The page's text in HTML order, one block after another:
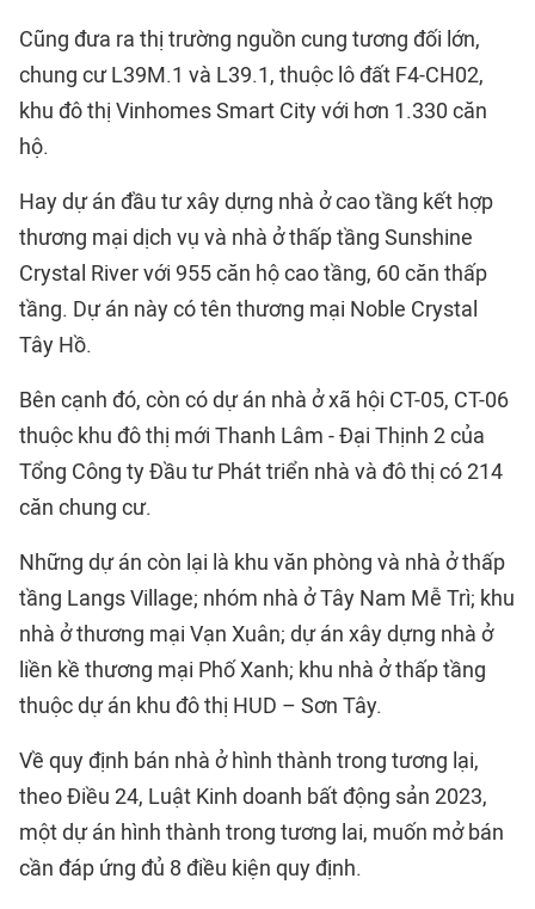
Cũng đưa ra thị trường nguồn cung tương đối lớn,
chung cư L39M.1 và L39.1, thuộc lô đất F4-CH02,
khu đô thị Vinhomes Smart City với hơn 1.330 căn
hộ.
Hay dự án đầu tư xây dựng nhà ở cao tầng kết hợp
thương mại dịch vụ và nhà ở thấp tầng Sunshine
Crystal River với 955 căn hộ cao tầng, 60 căn thấp
tầng. Dự án này có tên thương mại Noble Crystal
Tây Hồ.
Bên cạnh đó, còn có dự án nhà ở xã hội CT-05, CT-06
thuộc khu đô thị mới Thanh Lâm - Đại Thịnh 2 của
Tổng Công ty Đầu tư Phát triển nhà và đô thị có 214
căn chung cư.
Những dự án còn lại là khu văn phòng và nhà ở thấp
tầng Langs Village; nhóm nhà ở Tây Nam Mễ Trì; khu
nhà ở thương mại Vạn Xuân; dự án xây dựng nhà ở
liền kề thương mại Phố Xanh; khu nhà ở thấp tầng
thuộc dự án khu đô thị HUD – Sơn Tây.
Về quy định bán nhà ở hình thành trong tương lại,
theo Điều 24, Luật Kinh doanh bất động sản 2023,
một dự án hình thành trong tương lai, muốn mở bán
cần đáp ứng đủ 8 điều kiện quy định.